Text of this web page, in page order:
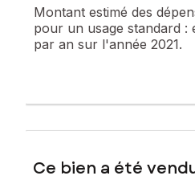
Montant estimé des
pour un usage standard :
par an sur l'année 2021.
Ce bien a été